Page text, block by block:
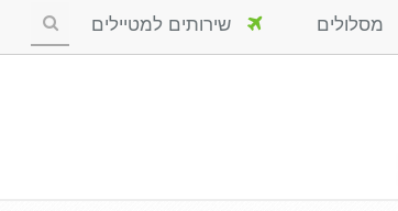
מסלולים שירותים למטיילים